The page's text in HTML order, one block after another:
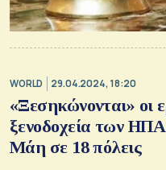
WORLD 29.04.2024, 18:20
«Ξεσηκώνονται» οι
ξενοδοχεία των
Μάη σε 18 πόλεις